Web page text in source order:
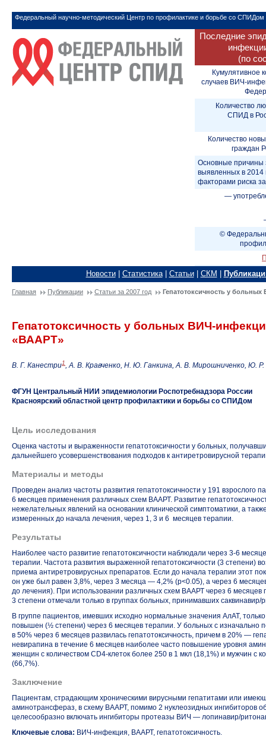
Федеральный научно-методический Центр по профилактике и борьбе со СПИДом
Последние
(по
Кумулятивное
случаев ВИЧ-
Количество
СПИД в
Количество
граждан
Основные причины
выявленных в 2014
факторами риска
—
©
Новости| Статистика| Статьи| СКМ
Главная Публикации Статьи за 2007 год Гепатотоксичность у
Гепатотоксичность у больных ВИЧ-
«ВААРТ»
В. Г. Канестри1, А. В. Кравченко, Н. Ю. Ганкина, А. В. Мирошниченко, Ю.
ФГУН Центральный НИИ эпидемиологии Роспотребнадзора России
Красноярский областной центр профилактики и борьбы со СПИДом
Цель исследования
Оценка частоты и выраженности гепатотоксичности у больных,
дальнейшего усовершенствования подходов к антиретровирусной
Материалы и методы
Проведен анализ частоты развития гепатотоксичности у 191 взрослого
6 месяцев применения различных схем ВААРТ. Развитие
нежелательных явлений на основании клинической симптоматики, а
измеренных до начала лечения, через 1, 3 и 6 месяцев терапии.
Результаты
Наиболее часто развитие гепатотоксичности наблюдали через 3-6
терапии. Частота развития выраженной гепатотоксичности (3 степени)
приема антиретровирусных препаратов. Если до начала терапии этот
он уже был равен 3,8%, через 3 месяца — 4,2% (p<0.05), а через 6
до лечения). При использовании различных схем ВААРТ через 6
3 степени отмечали только в группах больных, принимавших
В группе пациентов, имевших исходно нормальные значения АлАТ,
повышен (½ степени) через 6 месяцев терапии. У больных с
в 50% через 6 месяцев развилась гепатотоксичность, причем в 20% —
невирапина в течение 6 месяцев наиболее часто повышение уровня
женщин с количеством CD4-клеток более 250 в 1 мкл (18,1%) и мужчин с
(66,7%).
Заключение
Пациентам, страдающим хроническими вирусными гепатитами или
аминотрансфераз, в схему ВААРТ, помимо 2 нуклеозидных ингибиторов
целесообразно включать ингибиторы протеазы ВИЧ — лопинавир/
Ключевые слова: ВИЧ-инфекция, ВААРТ, гепатотоксичность.